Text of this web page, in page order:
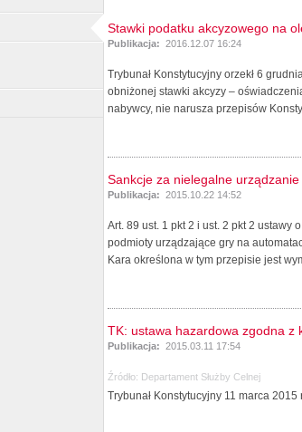
Stawki podatku akcyzowego na
Publikacja: 2016.12.07 16:24
Trybunał Konstytucyjny orzekł 6
obniżonej stawki akcyzy –
nabywcy, nie narusza przepisów
Sankcje za nielegalne
Publikacja: 2015.10.22 14:52
Art. 89 ust. 1 pkt 2 i ust. 2 pkt 2 ustawy
podmioty urządzające gry na
Kara określona w tym przepisie jest
TK: ustawa hazardowa zgodna z
Publikacja: 2015.03.11 17:54
Źródło: Departament Służby Celnej
Trybunał Konstytucyjny 11 marca